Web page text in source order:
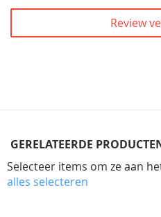
Review
GERELATEERDE
Selecteer items om ze aan
alles selecteren